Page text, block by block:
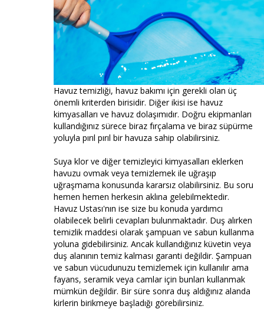
Havuz temizliği, havuz bakımı için gerekli olan üç
önemli kriterden birisidir. Diğer ikisi ise havuz
kimyasalları ve havuz dolaşımıdır. Doğru ekipmanları
kullandığınız sürece biraz fırçalama ve biraz süpürme
yoluyla pırıl pırıl bir havuza sahip olabilirsiniz.
Suya klor ve diğer temizleyici kimyasalları eklerken
havuzu ovmak veya temizlemek ile uğraşıp
uğraşmama konusunda kararsız olabilirsiniz. Bu soru
hemen hemen herkesin aklına gelebilmektedir.
Havuz Ustası'nın ise size bu konuda yardımcı
olabilecek belirli cevapları bulunmaktadır. Duş alırken
temizlik maddesi olarak şampuan ve sabun kullanma
yoluna gidebilirsiniz. Ancak kullandığınız küvetin veya
duş alanının temiz kalması garanti değildir. Şampuan
ve sabun vücudunuzu temizlemek için kullanılır ama
fayans, seramik veya camlar için bunları kullanmak
mümkün değildir. Bir süre sonra duş aldığınız alanda
kirlerin birikmeye başladığı görebilirsiniz.